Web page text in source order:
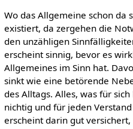
Wo das Allgemeine schon da
existiert, da zergehen die
den unzähligen
erscheint sinnig, bevor es
Allgemeines im Sinn hat.
sinkt wie eine betörende
des Alltags. Alles, was für
nichtig und für jeden
erscheint darin gut